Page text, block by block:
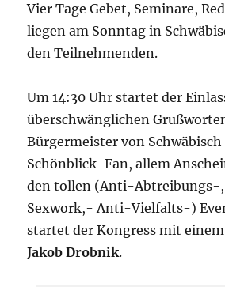
Vier Tage Gebet, Seminare,
liegen am Sonntag in
den Teilnehmenden.
Um 14:30 Uhr startet der
überschwänglichen
Bürgermeister von
Schönblick-Fan, allem
den tollen (Anti-Abtreibungs-
Sexwork,- Anti-Vielfalts-)
startet der Kongress mit
Jakob Drobnik.